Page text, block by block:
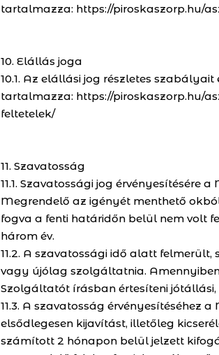
tartalmazza: https://piroskaszorp.hu/
10. Elállás joga
10.1. Az elállási jog részletes
tartalmazza: https://piroskaszorp.hu/
feltetelek/
11. Szavatosság
11.1. Szavatossági jog
Megrendelő az igényét menthető
fogva a fenti határidőn belül nem volt
három év.
11.2. A szavatossági idő alatt
vagy újólag szolgáltatnia.
Szolgáltatót írásban értesíteni jótállási,
11.3. A szavatosság
elsődlegesen kijavítást, illetőleg
számított 2 hónapon belül jelzett